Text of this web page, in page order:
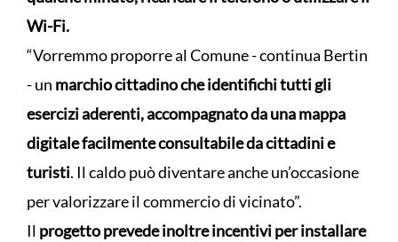
Wi-Fi.
“Vorremmo proporre al Comune - continua Bertin
- un marchio cittadino che identifichi tutti gli
esercizi aderenti, accompagnato da una mappa
digitale facilmente consultabile da cittadini e
turisti. Il caldo può diventare anche un’occasione
per valorizzare il commercio di vicinato”.
Il progetto prevede inoltre incentivi per installare